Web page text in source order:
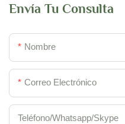
Envía Tu Consulta
Nombre
Correo Electrónico
Teléfono/whatsapp/skype